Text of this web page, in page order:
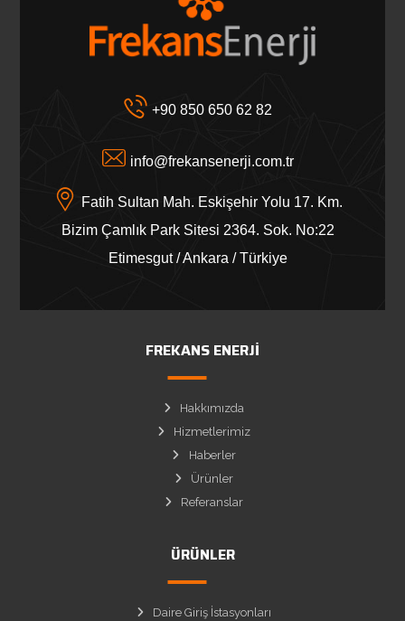
+90 850 650 62 82
info@frekansenerji.com.tr
Fatih Sultan Mah. Eskişehir Yolu 17. Km.
Bizim Çamlık Park Sitesi 2364. Sok. No:22
Etimesgut / Ankara / Türkiye
FREKANS ENERJI
Hakkımızda
Hizmetlerimiz
Haberler
Ürünler
Referanslar
ÜRÜNLER
Daire Giriş İstasyonları